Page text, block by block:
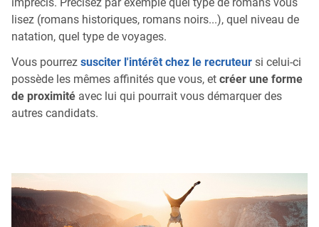
lisez (romans historiques, romans noirs...), quel niveau de
natation, quel type de voyages.
Vous pourrez susciter l'intérêt chez le recruteur si celui-ci
possède les mêmes affinités que vous, et créer une forme
de proximité avec lui qui pourrait vous démarquer des
autres candidats.